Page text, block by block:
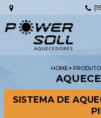
Pular
HOME
SISTEMA DE